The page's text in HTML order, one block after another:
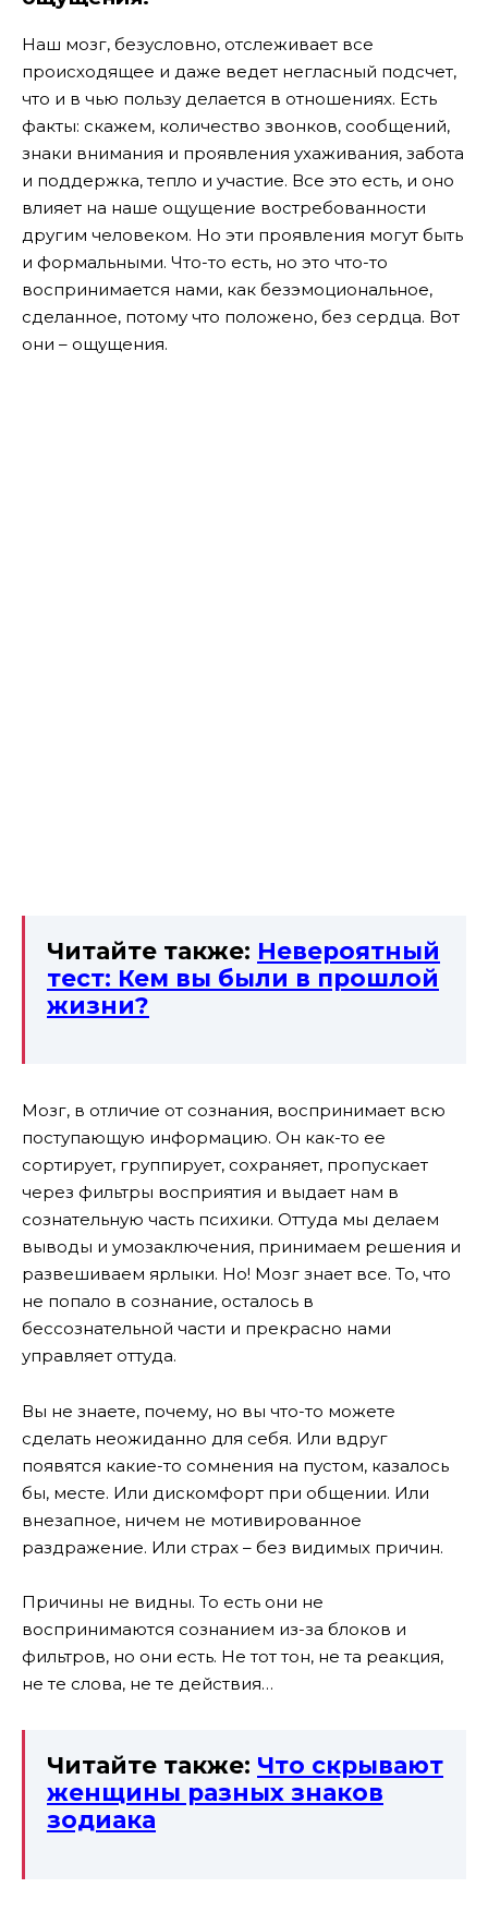
Наш мозг, безусловно, отслеживает все
происходящее и даже ведет негласный подсчет,
что и в чью пользу делается в отношениях. Есть
факты: скажем, количество звонков, сообщений,
знаки внимания и проявления ухаживания, забота
и поддержка, тепло и участие. Все это есть, и оно
влияет на наше ощущение востребованности
другим человеком. Но эти проявления могут быть
и формальными. Что-то есть, но это что-то
воспринимается нами, как безэмоциональное,
сделанное, потому что положено, без сердца. Вот
они – ощущения.
Читайте также: Невероятный
тест: Кем вы были в прошлой
жизни?
Мозг, в отличие от сознания, воспринимает всю
поступающую информацию. Он как-то ее
сортирует, группирует, сохраняет, пропускает
через фильтры восприятия и выдает нам в
сознательную часть психики. Оттуда мы делаем
выводы и умозаключения, принимаем решения и
развешиваем ярлыки. Но! Мозг знает все. То, что
не попало в сознание, осталось в
бессознательной части и прекрасно нами
управляет оттуда.
Вы не знаете, почему, но вы что-то можете
сделать неожиданно для себя. Или вдруг
появятся какие-то сомнения на пустом, казалось
бы, месте. Или дискомфорт при общении. Или
внезапное, ничем не мотивированное
раздражение. Или страх – без видимых причин.
Причины не видны. То есть они не
воспринимаются сознанием из-за блоков и
фильтров, но они есть. Не тот тон, не та реакция,
не те слова, не те действия…
Читайте также: Что скрывают
женщины разных знаков
зодиака